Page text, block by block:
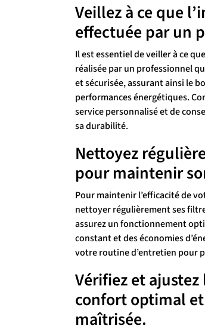
Veillez à ce que
effectuée par un
Il est essentiel de veiller à ce
réalisée par un professionnel
et sécurisée, assurant ainsi le
performances énergétiques.
service personnalisé et de
sa durabilité.
Nettoyez
pour maintenir
Pour maintenir l’efficacité de
nettoyer régulièrement ses
assurez un fonctionnement
constant et des économies
votre routine d’entretien pour
Vérifiez et
confort optimal
maîtrisée.